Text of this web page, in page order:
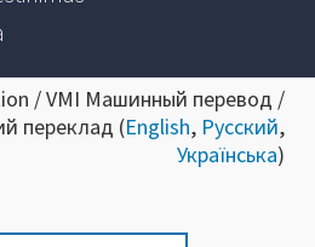
/ VMI Машинный перевод /
переклад (English, Русский,
Українська)